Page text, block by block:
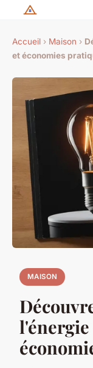
Accueil › Maison ›
et économies
MAISON
l'énergie